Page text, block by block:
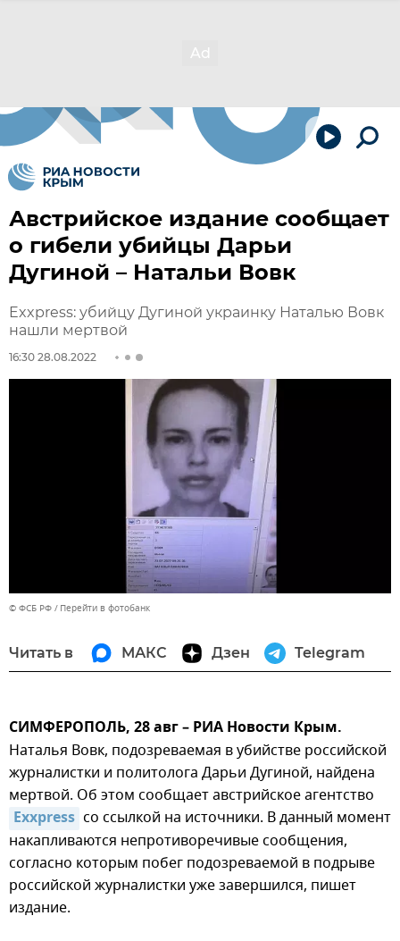
Австрийское издание сообщает
о гибели убийцы Дарьи
Дугиной – Натальи Вовк
Exxpress: убийцу Дугиной украинку Наталью Вовк
нашли мертвой
16:30 28.08.2022
© ФСБ РФ Перейти в фотобанк
Читать в МАКС Дзен Telegram
СИМФЕРОПОЛЬ, 28 авг – РИА Новости Крым.
Наталья Вовк, подозреваемая в убийстве российской
журналистки и политолога Дарьи Дугиной, найдена
мертвой. Об этом сообщает австрийское агентство
Exxpress со ссылкой на источники. В данный момент
накапливаются непротиворечивые сообщения,
согласно которым побег подозреваемой в подрыве
российской журналистки уже завершился, пишет
издание.